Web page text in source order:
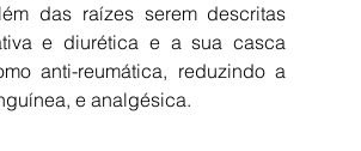
das raízes serem descritas
e diurética e a sua casca
anti-reumática, reduzindo a
e analgésica.